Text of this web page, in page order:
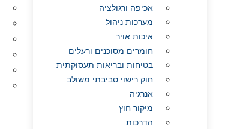
אכיפה ורגולציה
מערכות ניהול
איכות אויר
חומרים מסוכנים ורעלים
בטיחות ובריאות תעסוקתית
חוק רישוי סביבתי משולב
אנרגיה
מיקור חוץ
הדרכות